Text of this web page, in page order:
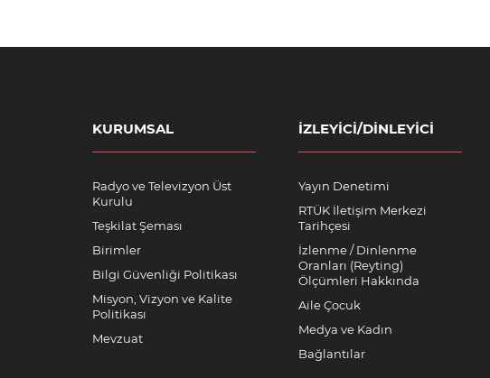
KURUMSAL
Radyo ve Televizyon Üst
Kurulu
Teşkilat Şeması
Birimler
Bilgi Güvenliği Politikası
Misyon, Vizyon ve Kalite
Politikası
Mevzuat
İZLEYICI/DINLEYICI
Yayın Denetimi
RTÜK İletişim Merkezi
Tarihçesi
İzlenme / Dinlenme
Oranları (Reyting)
Ölçümleri Hakkında
Aile Çocuk
Medya ve Kadın
Bağlantılar